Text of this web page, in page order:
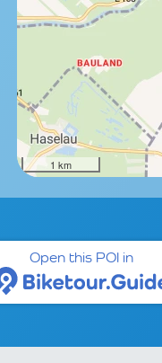
1 km
Open this POI in